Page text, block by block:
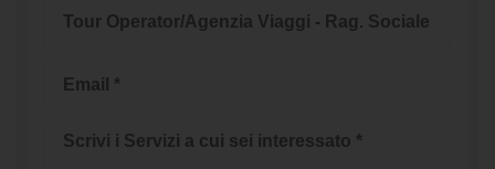
Operator/Agenzia
Messaggio